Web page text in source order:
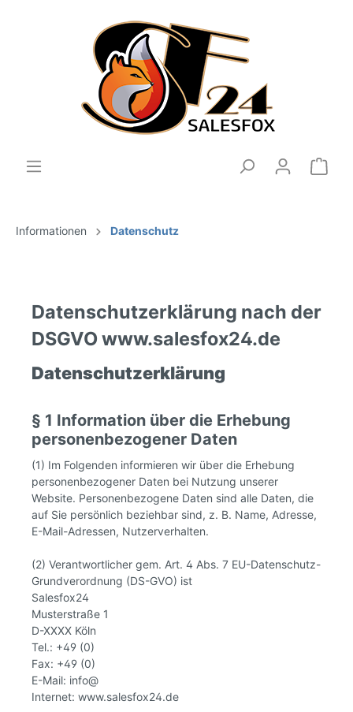
Informationen Datenschutz
Datenschutzerklärung nach der
DSGVO www.salesfox24.de
Datenschutzerklärung
§ 1 Information über die Erhebung
personenbezogener Daten
(1) Im Folgenden informieren wir über die Erhebung
personenbezogener Daten bei Nutzung unserer
Website. Personenbezogene Daten sind alle Daten, die
auf Sie persönlich beziehbar sind, z. B. Name, Adresse,
E-Mail-Adressen, Nutzerverhalten.
(2) Verantwortlicher gem. Art. 4 Abs. 7 EU-Datenschutz-
Grundverordnung (DS-GVO) ist
Salesfox24
Musterstraße 1
D-XXXX Köln
Tel.: +49 (0)
Fax: +49 (0)
E-Mail: info@
Internet: www.salesfox24.de